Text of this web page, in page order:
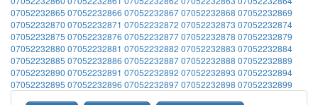
07052232865 07052232866 0705223286707052232868 07052232869
07052232870 07052232871 07052232872 07052232873 07052232874
07052232875 07052232876 0705223287707052232878 07052232879
07052232880 07052232881 07052232882 07052232883 07052232884
07052232885 07052232886 0705223288707052232888 07052232889
07052232890 07052232891 07052232892 07052232893 07052232894
07052232895 07052232896 0705223289707052232898 07052232899